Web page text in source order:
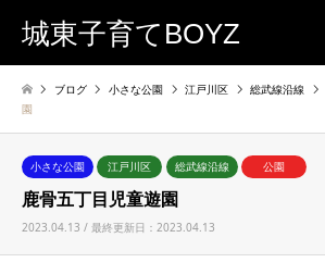
城東子育てBOYZ
ブログ 小さな公園 江戸川区 総武線沿線
園
小さな公園 江戸川区 総武線沿線 公園
鹿骨五丁目児童遊園
2023.04.13 / 最終更新日：2023.04.13